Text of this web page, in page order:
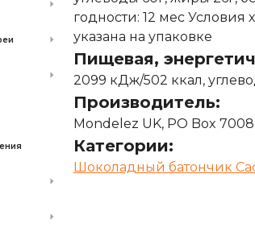
годности: 12 мес
указана на упаковке
Пищевая,
2099 кДж/502 ккал,
Производитель:
Mondelez UK, PO Box
Категории:
Шоколадный батончик